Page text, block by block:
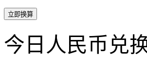
立即换算
今日人民币兑